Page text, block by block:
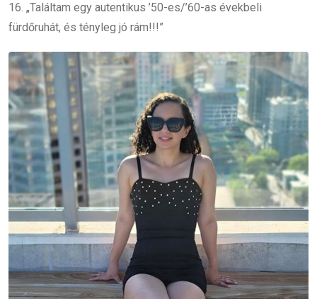
16. „Találtam egy autentikus ’50-es/’60-as évekbeli
fürdőruhát, és tényleg jó rám!!!”